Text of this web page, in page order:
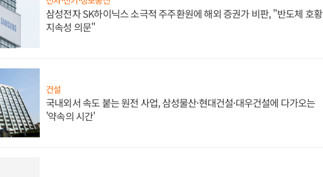
삼성전자 SK하이닉스 소극적 주주환원에 해외 증권가 비판, "반도체 호황
지속성 의문"
건설
국내외서 속도 붙는 원전 사업, 삼성물산·현대건설·대우건설에 다가오는
'약속의 시간'